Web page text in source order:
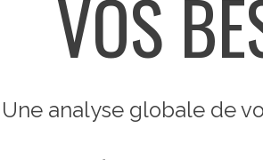
VOS
Une analyse globale de